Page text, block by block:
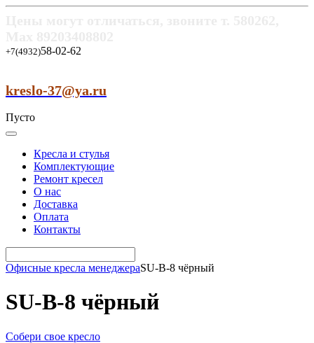
+7(4932)58-02-62
kreslo-37@ya.ru
Пусто
Кресла и стулья
Комплектующие
Ремонт кресел
О нас
Доставка
Оплата
Контакты
Офисные кресла менеджераSU-B-8 чёрный
SU-B-8 чёрный
Собери свое кресло